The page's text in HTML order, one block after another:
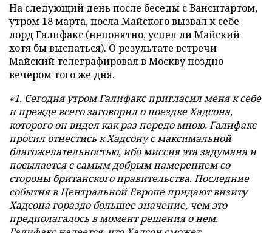
На следующий день после беседы с Ванситартом,
утром 18 марта, посла Майского вызвал к себе
лорд Галифакс (непонятно, успел ли Майский
хотя бы выспаться). О результате встречи
Майский телеграфировал в Москву поздно
вечером того же дня.
«1. Сегодня утром Галифакс пригласил меня к себе
и прежде всего заговорил о поездке Хадсона,
которого он видел как раз передо мною. Галифакс
просил отнестись к Хадсону с максимальной
благожелательностью, ибо миссия эта задумана и
посылается с самым добрым намерением со
стороны британского правительства. Последние
события в Центральной Европе придают визиту
Хадсона гораздо большее значение, чем это
предполагалось в момент решения о нем.